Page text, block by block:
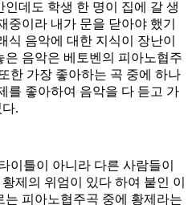
데도 학생 한 명이 집에 갈 생
중이라 내가 문을 닫아야 했기
식 음악에 대한 지식이 장난이
음악은 베토벤의 피아노협주
한 가장 좋아하는 곡 중에 하나
를 좋아하여 음악을 다 듣고 가
.
이틀이 아니라 다른 사람들이
제의 위엄이 있다 하여 붙인 이
피아노협주곡 중에 황제라는